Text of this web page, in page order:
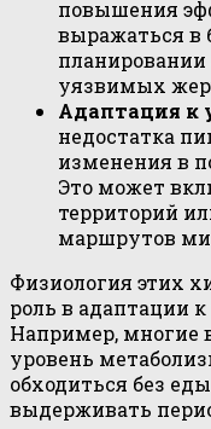
повышения
выражаться в
планировании
уязвимых
Адаптация к
недостатка
изменения в
Это может
территорий
маршрутов
Физиология этих
роль в адаптации
Например, многие
уровень
обходиться без
выдерживать